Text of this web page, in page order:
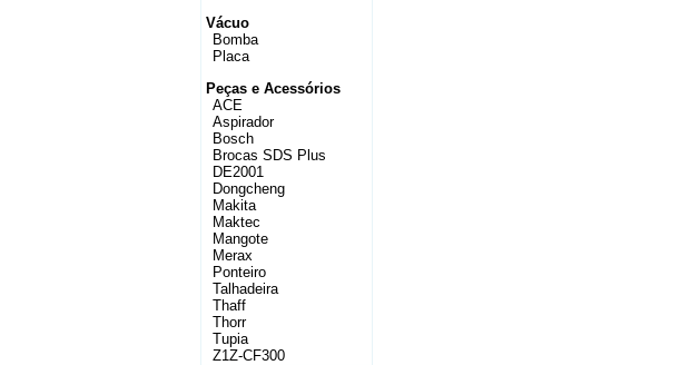
Vácuo
Bomba
Placa
Peças e Acessórios
ACE
Aspirador
Bosch
Brocas SDS Plus
DE2001
Dongcheng
Makita
Maktec
Mangote
Merax
Ponteiro
Talhadeira
Thaff
Thorr
Tupia
Z1Z-CF300